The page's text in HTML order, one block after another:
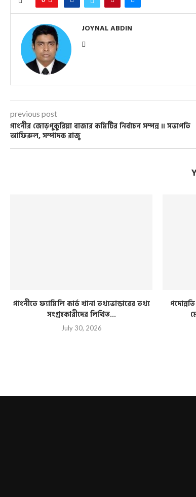
JOYNAL ABDIN
previous post
গাংনীর জোড়পুকুরিয়া বাজার কমিটির নির্বাচন সম্পন্ন ॥ সভাপতি
আফিরুল, সম্পাদক রাজু
গাংনীতে ফ্যামিলি কার্ড খানা তথ্যভান্ডারের তথ্য
সংগ্রহকারীদের লিখিত...
July 30, 2026